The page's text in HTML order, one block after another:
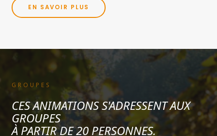
EN SAVOIR PLUS
GROUPES
CES ANIMATIONS S'ADRESSENT AUX
GROUPES
À PARTIR DE 20 PERSONNES.